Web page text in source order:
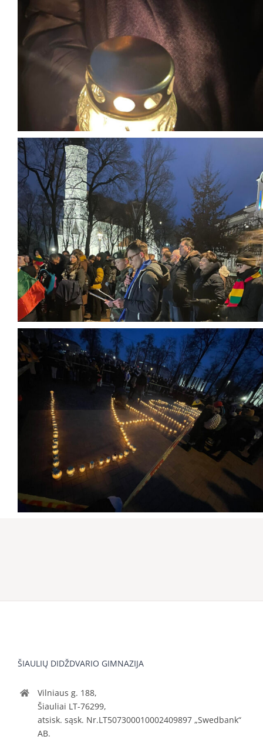
ŠIAULIŲ DIDŽDVARIO GIMNAZIJA
Vilniaus g. 188,
Šiauliai LT-76299,
atsisk. sąsk. Nr.LT507300010002409897 „Swedbank“
AB.